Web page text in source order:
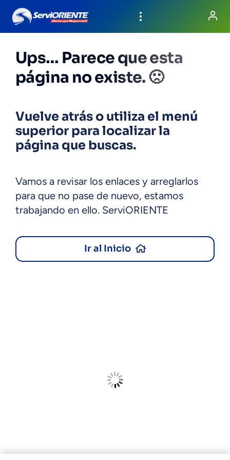
Ups… Parece que esta
página no existe. 🙁
Vuelve atrás o utiliza el menú
superior para localizar la
página que buscas.
Vamos a revisar los enlaces y arreglarlos
para que no pase de nuevo, estamos
trabajando en ello. ServiORIENTE
Ir al Inicio